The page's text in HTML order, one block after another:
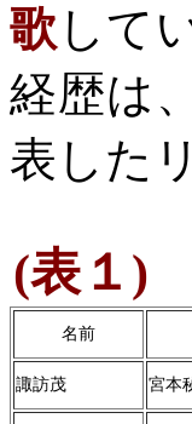
歌 して
経歴は
表した
(表１ )
名前
諏訪茂 宮本